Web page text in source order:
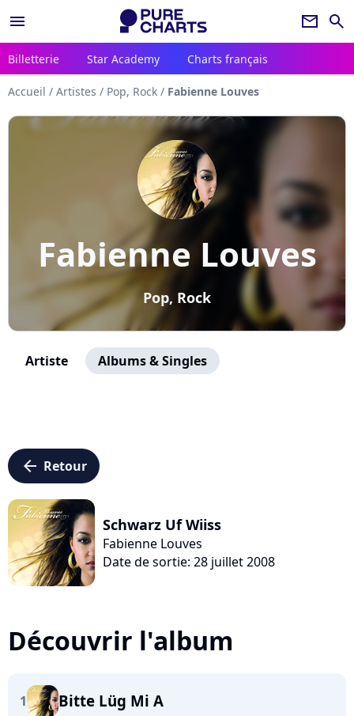
menu newsletter search
Billetterie Star Academy Charts français
Accueil / Artistes / Pop, Rock / Fabienne Louves
Fabienne Louves
Pop, Rock
Artiste Albums & Singles
arrow_left Retour
Schwarz Uf Wiiss
Fabienne Louves
Date de sortie: 28 juillet 2008
Découvrir l'album
1 Bitte Lüg Mi A